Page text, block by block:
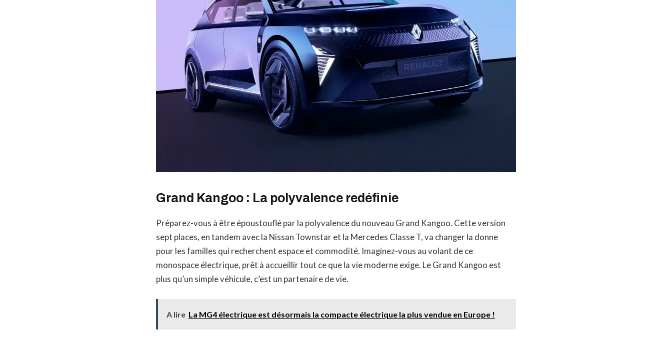
Grand Kangoo : La polyvalence redéfinie
Préparez-vous à être époustouflé par la polyvalence du nouveau Grand Kangoo. Cette version
sept places, en tandem avec la Nissan Townstar et la Mercedes Classe T, va changer la donne
pour les familles qui recherchent espace et commodité. Imaginez-vous au volant de ce
monospace électrique, prêt à accueillir tout ce que la vie moderne exige. Le Grand Kangoo est
plus qu’un simple véhicule, c’est un partenaire de vie.
A lire La MG4 électrique est désormais la compacte électrique la plus vendue en Europe !